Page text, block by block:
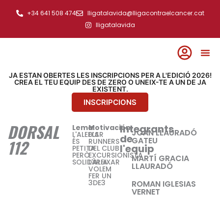
+34 641 508 474
lligatalavida@lligacontraelcancer.cat
lligatalavida
JA ESTAN OBERTES LES INSCRIPCIONS PER A L'EDICIÓ 2026!
CREA EL TEU EQUIP DES DE ZERO O UNEIX-TE A UN DE JA
EXISTENT.
INSCRIPCIONS
DORSAL
112
Lema:
L'ALEIXAR
ÉS
PETITA
PERÒ
SOLIDÀRIA
Motivación:
ELS
RUNNERS
DEL CLUB
EXCURSIONISTA
L'ALEIXAR
VOLEM
FER UN
3DE3
Integrants
de
l'equip
JOAN LLAURADÓ
GATEU
MARTÍ GRACIA
LLAURADÓ
ROMAN IGLESIAS
VERNET